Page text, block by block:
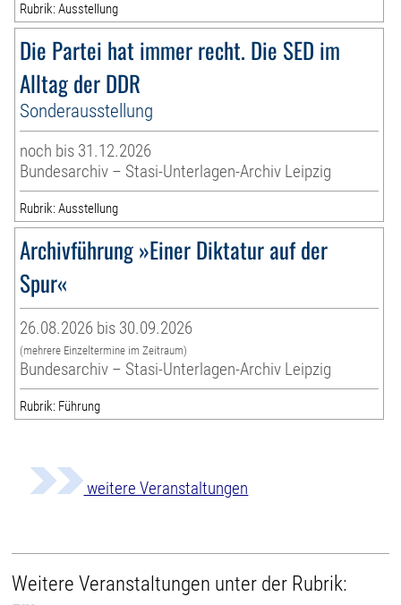
Rubrik: Ausstellung
Die Partei hat immer recht. Die SED im
Alltag der DDR
Sonderausstellung
noch bis 31.12.2026
Bundesarchiv – Stasi-Unterlagen-Archiv Leipzig
Rubrik: Ausstellung
Archivführung »Einer Diktatur auf der
Spur«
26.08.2026 bis 30.09.2026
(mehrere Einzeltermine im Zeitraum)
Bundesarchiv – Stasi-Unterlagen-Archiv Leipzig
Rubrik: Führung
weitere Veranstaltungen
Weitere Veranstaltungen unter der Rubrik: